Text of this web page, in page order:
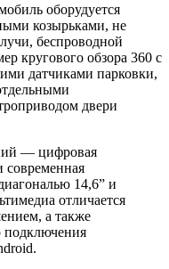
оборудуется
козырьками, не
беспроводной
кругового обзора 360 с
датчиками парковки,
двери
— цифровая
современная
14,6” и
отличается
а также
подключения